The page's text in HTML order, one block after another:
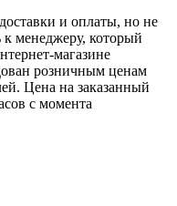
и оплаты, но не
к менеджеру, который
магазине
розничным ценам
Цена на заказанный
с момента